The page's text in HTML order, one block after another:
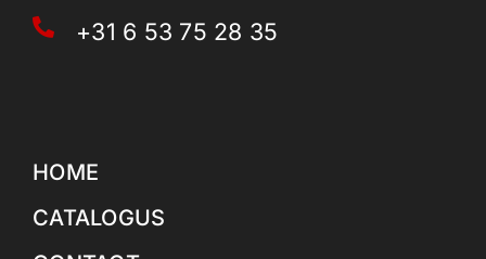
+31 6 53 75 28 35
HOME
CATALOGUS